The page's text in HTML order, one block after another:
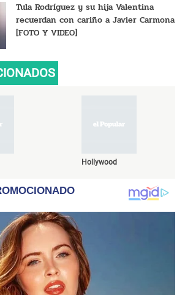
Tula Rodríguez y su hija Valentina
recuerdan con cariño a Javier Carmona
[FOTO Y VIDEO]
Hollywood